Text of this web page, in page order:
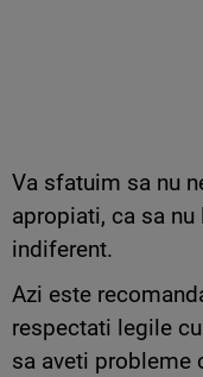
Va sfatuim sa nu
apropiati, ca sa
indiferent.
Azi este
respectati legile
sa aveti probleme